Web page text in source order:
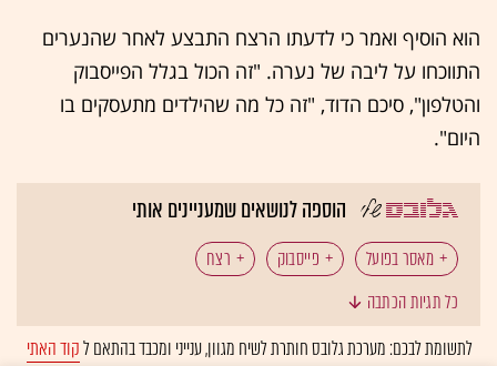
הוא הוסיף ואמר כי לדעתו הרצח התבצע לאחר שהנערים
התווכחו על ליבה של נערה. "זה הכול בגלל הפייסבוק
והטלפון", סיכם הדוד, "זה כל מה שהילדים מתעסקים בו
היום".
הוספה לנושאים שמעניינים אותי
מאסר בפועל פייסבוק
רצח
כל תגיות הכתבה
לתשומת לבכם: מערכת גלובס חותרת לשיח מגוון, ענייני ומכבד בהתאם לקוד האתי